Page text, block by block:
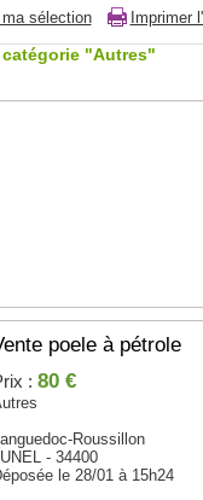
sélection Imprimer
"Autres"
poele à pétrole
:80 €
Roussillon
- 34400
le 28/01 à 15h24